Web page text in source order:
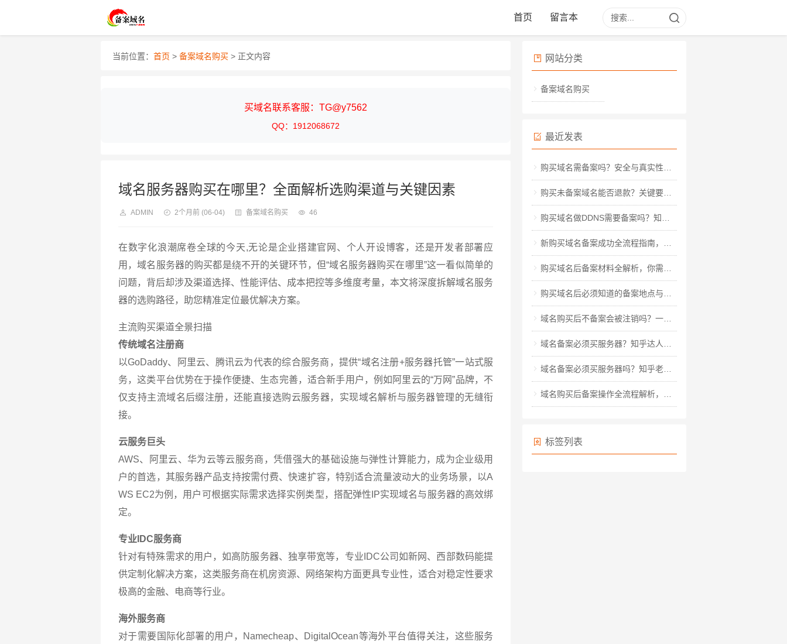
首页 留言本
当前位置： 首页 > 备案域名购买 > 正文内容
买域名联系客服：TG@y7562
QQ：1912068672
域名服务器购买在哪里？全面解析选购渠道与关键因素
ADMIN 2个月前 (06-04) 备案域名购买 46
在数字化浪潮席卷全球的今天,无论是企业搭建官网、个人开设博客，还是开发者部署应
用，域名服务器的购买都是绕不开的关键环节，但“域名服务器购买在哪里”这一看似简单的
问题，背后却涉及渠道选择、性能评估、成本把控等多维度考量，本文将深度拆解域名服务
器的选购路径，助您精准定位最优解决方案。
主流购买渠道全景扫描
传统域名注册商
以GoDaddy、阿里云、腾讯云为代表的综合服务商，提供“域名注册+服务器托管”一站式服
务，这类平台优势在于操作便捷、生态完善，适合新手用户，例如阿里云的“万网”品牌，不
仅支持主流域名后缀注册，还能直接选购云服务器，实现域名解析与服务器管理的无缝衔
接。
云服务巨头
AWS、阿里云、华为云等云服务商，凭借强大的基础设施与弹性计算能力，成为企业级用
户的首选，其服务器产品支持按需付费、快速扩容，特别适合流量波动大的业务场景，以A
WS EC2为例，用户可根据实际需求选择实例类型，搭配弹性IP实现域名与服务器的高效绑
定。
专业IDC服务商
针对有特殊需求的用户，如高防服务器、独享带宽等，专业IDC公司如新网、西部数码能提
供定制化解决方案，这类服务商在机房资源、网络架构方面更具专业性，适合对稳定性要求
极高的金融、电商等行业。
海外服务商
对于需要国际化部署的用户，Namecheap、DigitalOcean等海外平台值得关注，这些服务
网站分类
备案域名购买
最近发表
购买域名需备案吗？安全与真实性深度解析
购买未备案域名能否退款？关键要点与实操指南
购买域名做DDNS需要备案吗？知乎热议背后的实操指南
新购买域名备案成功全流程指南，从材料准备到审核通过的详细步骤
购买域名后备案材料全解析，你需要准备哪些关键资料？
购买域名后必须知道的备案地点与流程全解析
域名购买后不备案会被注销吗？一文读懂备案规则与风险规避
域名备案必须买服务器？知乎达人教你玩转备案全流程
域名备案必须买服务器吗？知乎老用户深度解析备案真相
域名购买后备案操作全流程解析，从材料准备到审核通过的详细指南
标签列表